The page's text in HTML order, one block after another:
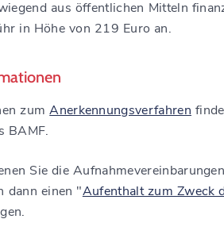
aus öffentlichen Mitteln
in Höhe von 219 Euro an.
zumAnerkennungsverfahren
BAMF.
Sie die
dann einen "Aufenthalt zum Zweck